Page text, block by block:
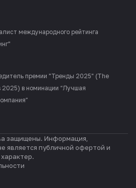
международного рейтинга
премии "Тренды 2025" (The
2025) в номинации “Лучшая
защищены. Информация,
является публичной офертой и